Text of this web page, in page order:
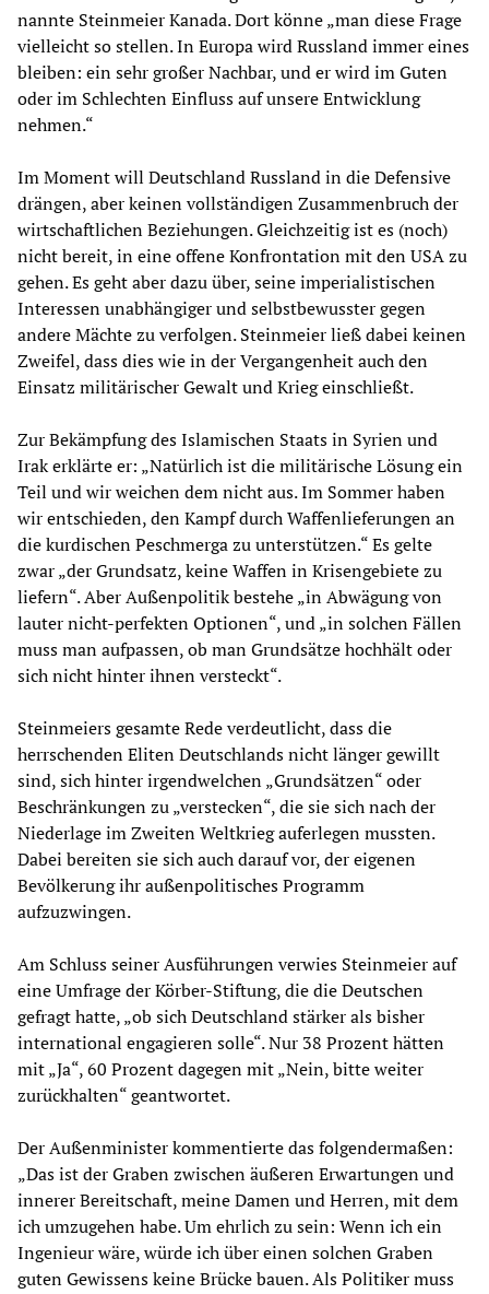
nannte Steinmeier Kanada. Dort könne „man diese Frage
vielleicht so stellen. In Europa wird Russland immer eines
bleiben: ein sehr großer Nachbar, und er wird im Guten
oder im Schlechten Einfluss auf unsere Entwicklung
nehmen.“
Im Moment will Deutschland Russland in die Defensive
drängen, aber keinen vollständigen Zusammenbruch der
wirtschaftlichen Beziehungen. Gleichzeitig ist es (noch)
nicht bereit, in eine offene Konfrontation mit den USA zu
gehen. Es geht aber dazu über, seine imperialistischen
Interessen unabhängiger und selbstbewusster gegen
andere Mächte zu verfolgen. Steinmeier ließ dabei keinen
Zweifel, dass dies wie in der Vergangenheit auch den
Einsatz militärischer Gewalt und Krieg einschließt.
Zur Bekämpfung des Islamischen Staats in Syrien und
Irak erklärte er: „Natürlich ist die militärische Lösung ein
Teil und wir weichen dem nicht aus. Im Sommer haben
wir entschieden, den Kampf durch Waffenlieferungen an
die kurdischen Peschmerga zu unterstützen.“ Es gelte
zwar „der Grundsatz, keine Waffen in Krisengebiete zu
liefern“. Aber Außenpolitik bestehe „in Abwägung von
lauter nicht-perfekten Optionen“, und „in solchen Fällen
muss man aufpassen, ob man Grundsätze hochhält oder
sich nicht hinter ihnen versteckt“.
Steinmeiers gesamte Rede verdeutlicht, dass die
herrschenden Eliten Deutschlands nicht länger gewillt
sind, sich hinter irgendwelchen „Grundsätzen“ oder
Beschränkungen zu „verstecken“, die sie sich nach der
Niederlage im Zweiten Weltkrieg auferlegen mussten.
Dabei bereiten sie sich auch darauf vor, der eigenen
Bevölkerung ihr außenpolitisches Programm
aufzuzwingen.
Am Schluss seiner Ausführungen verwies Steinmeier auf
eine Umfrage der Körber-Stiftung, die die Deutschen
gefragt hatte, „ob sich Deutschland stärker als bisher
international engagieren solle“. Nur 38 Prozent hätten
mit „Ja“, 60 Prozent dagegen mit „Nein, bitte weiter
zurückhalten“ geantwortet.
Der Außenminister kommentierte das folgendermaßen:
„Das ist der Graben zwischen äußeren Erwartungen und
innerer Bereitschaft, meine Damen und Herren, mit dem
ich umzugehen habe. Um ehrlich zu sein: Wenn ich ein
Ingenieur wäre, würde ich über einen solchen Graben
guten Gewissens keine Brücke bauen. Als Politiker muss